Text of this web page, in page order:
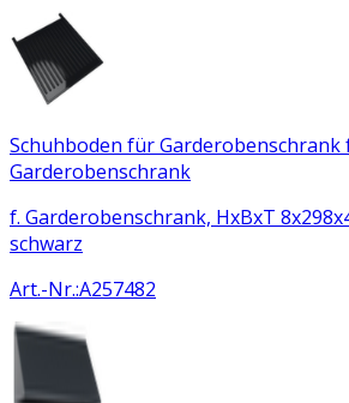
Schuhboden für Garderobenschrank
Garderobenschrank
f. Garderobenschrank, HxBxT
schwarz
Art.-Nr.:A257482